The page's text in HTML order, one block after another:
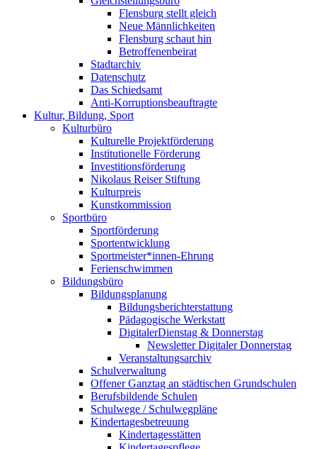
Flensburg stellt gleich
Neue Männlichkeiten
Flensburg schaut hin
Betroffenenbeirat
Stadtarchiv
Datenschutz
Das Schiedsamt
Anti-Korruptionsbeauftragte
Kultur, Bildung, Sport
Kulturbüro
Kulturelle Projektförderung
Institutionelle Förderung
Investitionsförderung
Nikolaus Reiser Stiftung
Kulturpreis
Kunstkommission
Sportbüro
Sportförderung
Sportentwicklung
Sportmeister*innen-Ehrung
Ferienschwimmen
Bildungsbüro
Bildungsplanung
Bildungsberichterstattung
Pädagogische Werkstatt
DigitalerDienstag & Donnerstag
Newsletter Digitaler Donnerstag
Veranstaltungsarchiv
Schulverwaltung
Offener Ganztag an städtischen Grundschulen
Berufsbildende Schulen
Schulwege / Schulwegpläne
Kindertagesbetreuung
Kindertagesstätten